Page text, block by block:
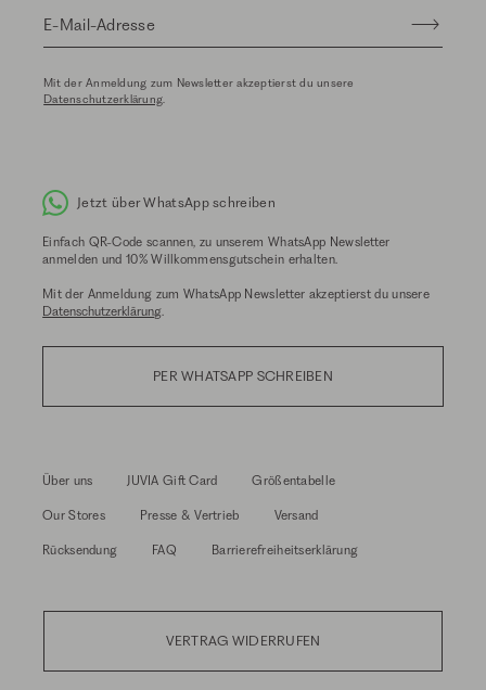
E-Mail-Adresse
Mit der Anmeldung zum Newsletter akzeptierst du unsere
Datenschutzerklärung.
Jetzt über WhatsApp schreiben
Einfach QR-Code scannen, zu unserem WhatsApp Newsletter
anmelden und 10% Willkommensgutschein erhalten.
Mit der Anmeldung zum WhatsApp Newsletter akzeptierst du unsere
Datenschutzerklärung
PER WHATSAPP SCHREIBEN
Über uns JUVIA Gift Card Größentabelle
Our Stores Presse & Vertrieb Versand
Rücksendung FAQ Barrierefreiheitserklärung
VERTRAG WIDERRUFEN